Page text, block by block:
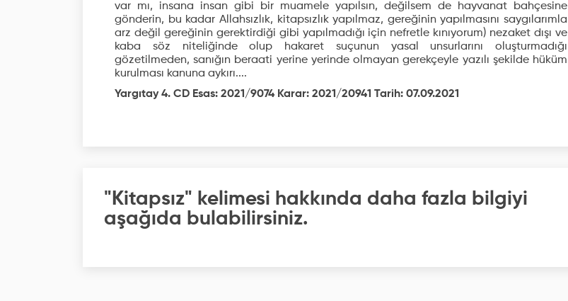
var mı, insana insan gibi bir muamele yapılsın, değilsem de hayvanat bahçesine
gönderin, bu kadar Allahsızlık, kitapsızlık yapılmaz, gereğinin yapılmasını saygılarımla
arz değil gereğinin gerektirdiği gibi yapılmadığı için nefretle kınıyorum) nezaket dışı ve
kaba söz niteliğinde olup hakaret suçunun yasal unsurlarını oluşturmadığı
gözetilmeden, sanığın beraati yerine yerinde olmayan gerekçeyle yazılı şekilde hüküm
kurulması kanuna aykırı....
Yargıtay 4. CD Esas: 2021/9074 Karar: 2021/20941 Tarih: 07.09.2021
"Kitapsız" kelimesi hakkında daha fazla bilgiyi
aşağıda bulabilirsiniz.